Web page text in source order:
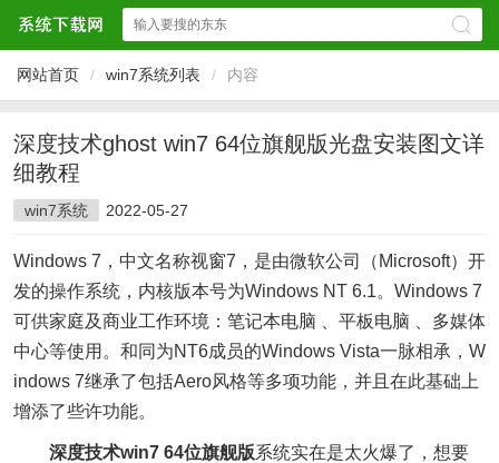
网站首页 / win7系统列表 / 内容
深度技术ghost win7 64位旗舰版光盘安装图文详
细教程
win7系统 2022-05-27
Windows 7，中文名称视窗7，是由微软公司（Microsoft）开
发的操作系统，内核版本号为Windows NT 6.1。Windows 7
可供家庭及商业工作环境：笔记本电脑 、平板电脑 、多媒体
中心等使用。和同为NT6成员的Windows Vista一脉相承，W
indows 7继承了包括Aero风格等多项功能，并且在此基础上
增添了些许功能。
深度技术win7 64位旗舰版系统实在是太火爆了，想要